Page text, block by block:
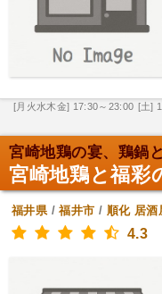
[月火水木金] 17:30～23:00 [土]
宮崎地鶏の宴、鶏鍋
宮崎地鶏と福彩
福井県/福井市 / 順化 居酒
4.3